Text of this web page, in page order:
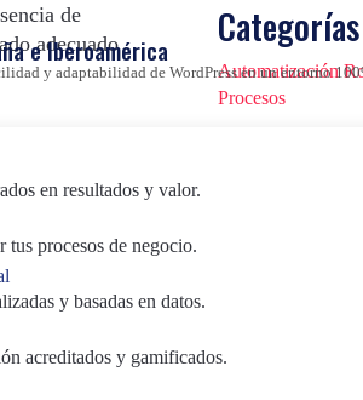
e Iberoamérica
y adaptabilidad de WordPress en un entorno
en resultados y valor.
procesos de negocio.
y basadas en datos.
acreditados y gamificados.
de
adecuado
de que tu
de
Categorías
Automatización
Procesos
Espacio Europeo